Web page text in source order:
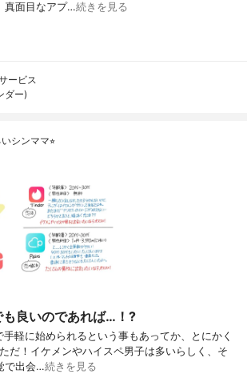
真面目なアプ…続きを見る
ービス
ダー)
シンママ⭐︎
も良いのであれば…！?
軽に始められるという事もあってか、とにかく
だ！イケメンやハイスペ男子は多いらしく、そ
で出会…続きを見る